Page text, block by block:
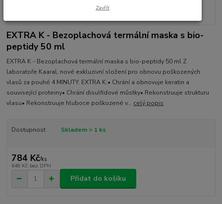
EXTRA K - Bezoplachová termální maska s bio-
peptidy 50 ml
EXTRA K - Bezoplachová termální maska s bio-peptidy 50 ml Z
laboratoře Kaaral, nové exkluzivní složení pro obnovu poškozených
vlasů za pouhé 4 MINUTY. EXTRA K:• Chrání a obnovuje keratin a
související proteiny• Chrání disulfidové můstky• Rekonstruuje strukturu
vlasu• Rekonstruuje hluboce poškozené v... celý popis
Dostupnost Skladem > 1 ks
784 Kč/ks
648 Kč bez DPH
Přidat do košíku
Zavřít